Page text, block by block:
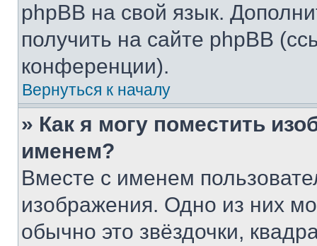
phpBB на свой язык.
получить на сайте phpBB
конференции).
Вернуться к началу
» Как я могу поместить
именем?
Вместе с именем
изображения. Одно из них
обычно это звёздочки,